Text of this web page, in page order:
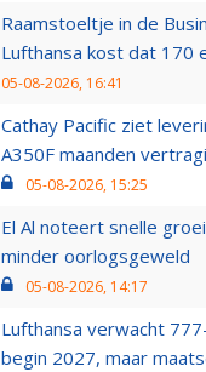
Raamstoeltje in de
Lufthansa kost dat 170
05-08-2026, 16:41
Cathay Pacific ziet
A350F maanden
05-08-2026, 15:25
El Al noteert snelle
minder oorlogsgeweld
05-08-2026, 14:17
Lufthansa verwacht
begin 2027, maar